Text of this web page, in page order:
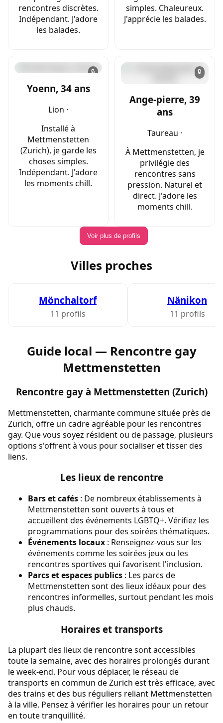
rencontres discrètes.
Indépendant. J'adore
les balades.
simples. Chaleureux.
J'apprécie les balades.
🔒
Yoenn, 34 ans
Lion ·
Installé à
Mettmenstetten
(Zurich), je garde les
choses simples.
Indépendant. J'adore
les moments chill.
🔒
Ange-pierre, 39
ans
Taureau ·
À Mettmenstetten, je
privilégie des
rencontres sans
pression. Naturel et
direct. J'adore les
moments chill.
Voir plus de profils
Villes proches
Mönchaltorf
11 profils
Nänikon
11 profils
Guide local — Rencontre gay
Mettmenstetten
Rencontre gay à Mettmenstetten (Zurich)
Mettmenstetten, charmante commune située près de
Zurich, offre un cadre agréable pour les rencontres
gay. Que vous soyez résident ou de passage, plusieurs
options s'offrent à vous pour socialiser et tisser des
liens.
Les lieux de rencontre
Bars et cafés : De nombreux établissements à
Mettmenstetten sont ouverts à tous et
accueillent des événements LGBTQ+. Vérifiez les
programmations pour des soirées thématiques.
Événements locaux : Renseignez-vous sur les
événements comme les soirées jeux ou les
rencontres sportives qui favorisent l'inclusion.
Parcs et espaces publics : Les parcs de
Mettmenstetten sont des lieux idéaux pour des
rencontres informelles, surtout pendant les mois
plus chauds.
Horaires et transports
La plupart des lieux de rencontre sont accessibles
toute la semaine, avec des horaires prolongés durant
le week-end. Pour vous déplacer, le réseau de
transports en commun de Zurich est très efficace, avec
des trains et des bus réguliers reliant Mettmenstetten
à la ville. Pensez à vérifier les horaires pour un retour
en toute tranquillité.